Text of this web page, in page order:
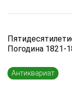
Погодина 1821-
Антиквариат